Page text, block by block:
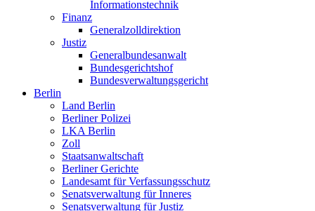
Informationstechnik
Finanz
Generalzolldirektion
Justiz
Generalbundesanwalt
Bundesgerichtshof
Bundesverwaltungsgericht
Berlin
Land Berlin
Berliner Polizei
LKA Berlin
Zoll
Staatsanwaltschaft
Berliner Gerichte
Landesamt für Verfassungsschutz
Senatsverwaltung für Inneres
Senatsverwaltung für Justiz